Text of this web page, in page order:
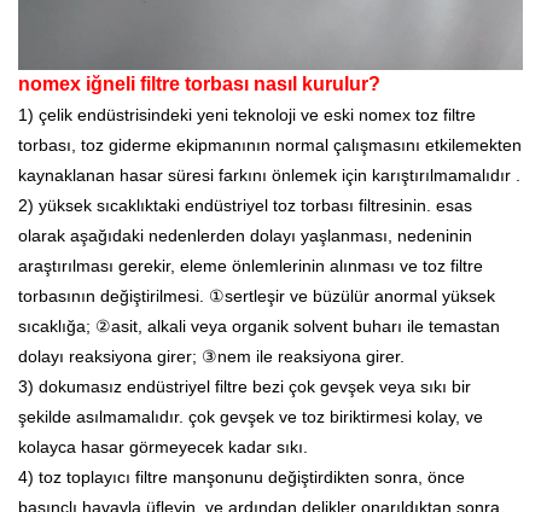
nomex iğneli filtre torbası nasıl kurulur?
1) çelik endüstrisindeki yeni teknoloji ve eski nomex toz filtre
torbası, toz giderme ekipmanının normal çalışmasını etkilemekten
kaynaklanan hasar süresi farkını önlemek için karıştırılmamalıdır .
2) yüksek sıcaklıktaki endüstriyel toz torbası filtresinin. esas
olarak aşağıdaki nedenlerden dolayı yaşlanması, nedeninin
araştırılması gerekir, eleme önlemlerinin alınması ve toz filtre
torbasının değiştirilmesi. ①sertleşir ve büzülür anormal yüksek
sıcaklığa; ②asit, alkali veya organik solvent buharı ile temastan
dolayı reaksiyona girer; ③nem ile reaksiyona girer.
3) dokumasız endüstriyel filtre bezi çok gevşek veya sıkı bir
şekilde asılmamalıdır. çok gevşek ve toz biriktirmesi kolay, ve
kolayca hasar görmeyecek kadar sıkı.
4) toz toplayıcı filtre manşonunu değiştirdikten sonra, önce
basınçlı havayla üfleyin, ve ardından delikler onarıldıktan sonra.